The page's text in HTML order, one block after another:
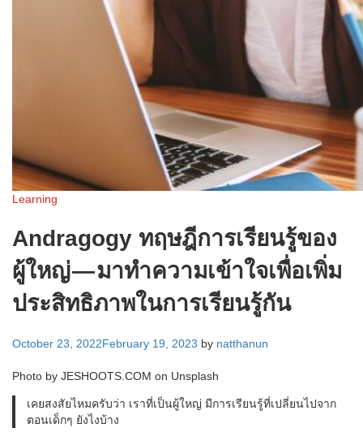
Learning
Andragogy ทฤษฎีการเรียนรู้ของ
ผู้ใหญ่ — มาทำความเข้าใจเพื่อเพิ่ม
ประสิทธิภาพในการเรียนรู้กัน
October 23, 2022February 19, 2023 by natthanun
Photo by JESHOOTS.COM on Unsplash
เคยสงสัยไหมครับว่า เราที่เป็นผู้ใหญ่ มีการเรียนรู้ที่เปลี่ยนไปจาก
ตอนเด็กๆ ยังไงบ้าง